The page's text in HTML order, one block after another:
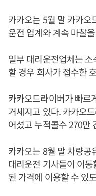
카카오는 5월 말 카카오
운전 업계와 계속 마찰
일부 대리운전업체는
할 경우 회사가 접수한
카카오드라이버가 빠르
거세지고 있다. 카카오
어섰고 누적콜수 270만
카카오는 8월 말 차량공
대리운전 기사들이 이
된 가격에 이용할 수 있